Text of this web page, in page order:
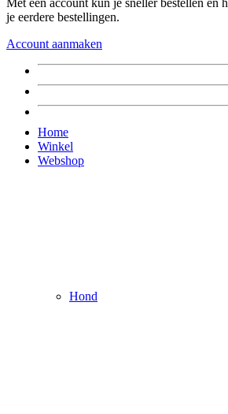
je eerdere bestellingen.
Account aanmaken
Home
Winkel
Webshop
Hond